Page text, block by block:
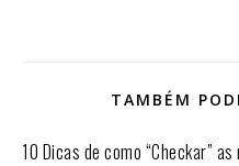
TAMBÉM
10 Dicas de como “Checkar”